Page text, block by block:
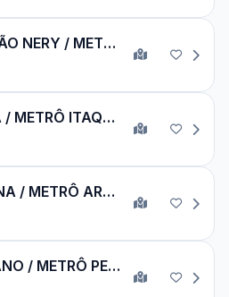
PQ. D. JOÃO NERY / METRÔ ARTUR ALVIM
VL. MARA / METRÔ ITAQUERA
JD. HELENA / METRÔ ARTUR ALVIM
JD. ROMANO / METRÔ PENHA